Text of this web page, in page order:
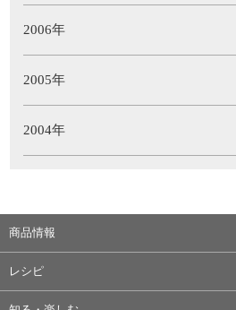
2006年
2005年
2004年
商品情報
レシピ